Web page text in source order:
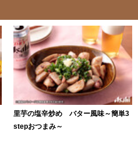
里芋の塩辛炒め バター風味～簡単3
stepおつまみ～